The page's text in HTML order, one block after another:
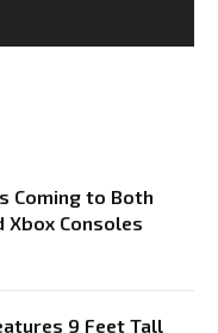
Coming to Both
Xbox Consoles
9 Feet Tall